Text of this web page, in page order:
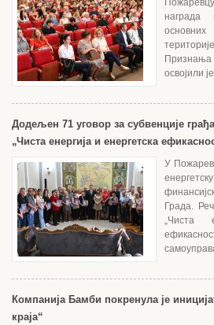
награда
Признања
освојили
Додељен 71 уговор за субвенције
„Чиста енергија и енергетска
У
Града.
„Чиста
Компанија Бамби покренула је
краја“